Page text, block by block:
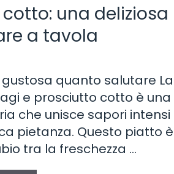
una deliziosa
a tavola
quanto salutare
e prosciutto cotto è una
che unisce sapori
pietanza. Questo piatto
tra la freschezza …